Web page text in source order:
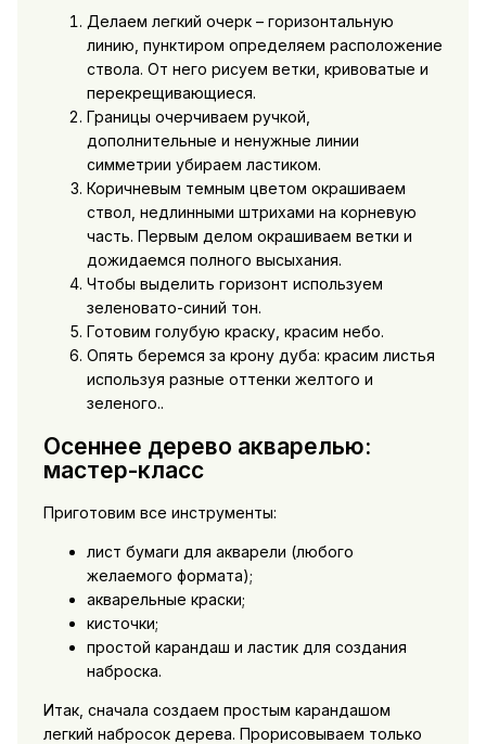
Делаем легкий очерк – горизонтальную
линию, пунктиром определяем расположение
ствола. От него рисуем ветки, кривоватые и
перекрещивающиеся.
Границы очерчиваем ручкой,
дополнительные и ненужные линии
симметрии убираем ластиком.
Коричневым темным цветом окрашиваем
ствол, недлинными штрихами на корневую
часть. Первым делом окрашиваем ветки и
дожидаемся полного высыхания.
Чтобы выделить горизонт используем
зеленовато-синий тон.
Готовим голубую краску, красим небо.
Опять беремся за крону дуба: красим листья
используя разные оттенки желтого и
зеленого..
Осеннее дерево акварелью:
мастер-класс
Приготовим все инструменты:
лист бумаги для акварели (любого
желаемого формата);
акварельные краски;
кисточки;
простой карандаш и ластик для создания
наброска.
Итак, сначала создаем простым карандашом
легкий набросок дерева. Прорисовываем только